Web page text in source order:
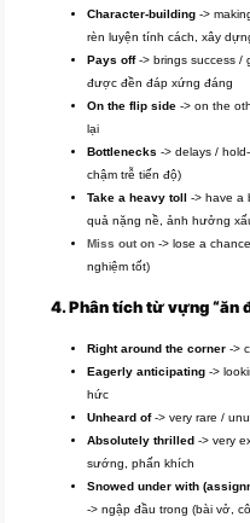
Character-building ->
rèn luyện tính cách, xây
Pays off-> brings success /
được đền đáp xứng đáng
On the flip side -> on the
lại
Bottlenecks -> delays /
chậm trễ tiến độ)
Take a heavy toll -> have a
quả nặng nề, ảnh hưởng
Miss out on -> lose a
nghiệm tốt)
4. Phân tích từ vựng “ăn
Right around the corner ->
Eagerly anticipating ->
hức
Unheard of-> very rare /
Absolutely thrilled -> very
sướng, phấn khích
Snowed under with
-> ngập đầu trong (bài vở,